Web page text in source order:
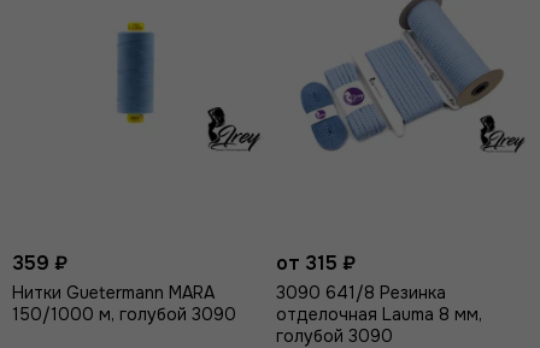
359 ₽
Нитки Guetermann MARA
150/1000 м, голубой 3090
от 315 ₽
3090 641/8 Резинка
отделочная Lauma 8 мм,
голубой 3090